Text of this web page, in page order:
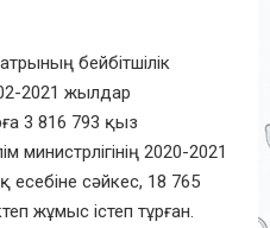
бейбітшілік
2021 жылдар
3 816 793 қыз
министрлігінің 2020-2021
сәйкес, 18 765
жұмыс істеп тұрған.